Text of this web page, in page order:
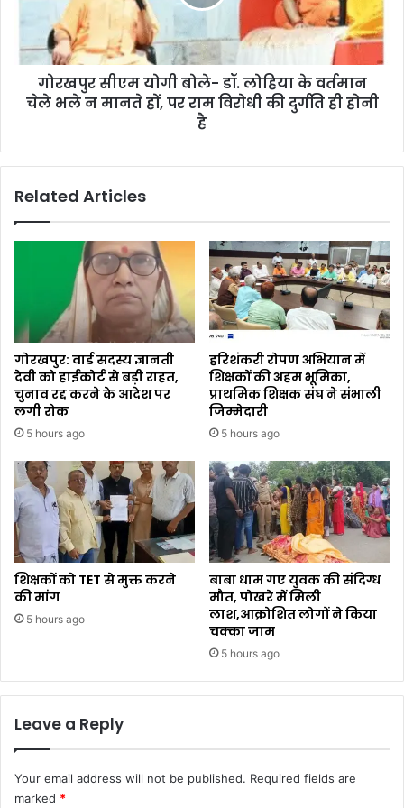
गोरखपुर सीएम योगी बोले- डॉ. लोहिया के वर्तमान
चेले भले न मानते हों, पर राम विरोधी की दुर्गति ही होनी
है
Related Articles
गोरखपुर: वार्ड सदस्य ज्ञानती
देवी को हाईकोर्ट से बड़ी राहत,
चुनाव रद्द करने के आदेश पर
लगी रोक
5 hours ago
हरिशंकरी रोपण अभियान में
शिक्षकों की अहम भूमिका,
प्राथमिक शिक्षक संघ ने संभाली
जिम्मेदारी
5 hours ago
शिक्षकों को TET से मुक्त करने
की मांग
5 hours ago
बाबा धाम गए युवक की संदिग्ध
मौत, पोखरे में मिली
लाश,आक्रोशित लोगों ने किया
चक्का जाम
5 hours ago
Leave a Reply
Your email address will not be published. Required fields are
marked *